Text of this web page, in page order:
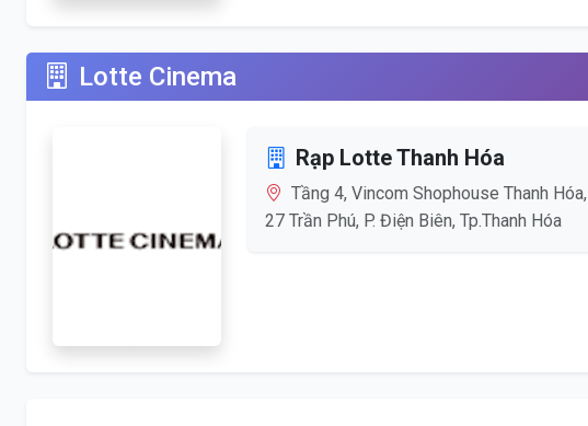
Lotte Cinema
Rạp Lotte Thanh Hóa
Tầng 4, Vincom Shophouse Thanh Hóa,
27 Trần Phú, P. Điện Biên, Tp.Thanh Hóa